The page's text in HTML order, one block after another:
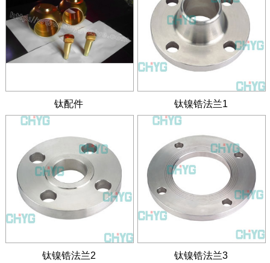
钛配件 钛镍锆法兰1
钛镍锆法兰2 钛镍锆法兰3